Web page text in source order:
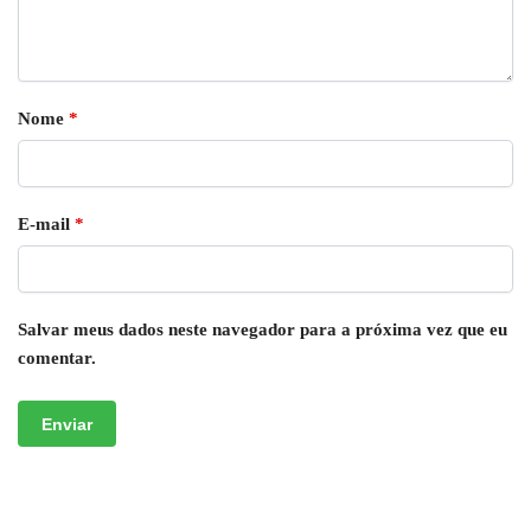
Nome *
E-mail *
Salvar meus dados neste navegador para a próxima vez que eu
comentar.